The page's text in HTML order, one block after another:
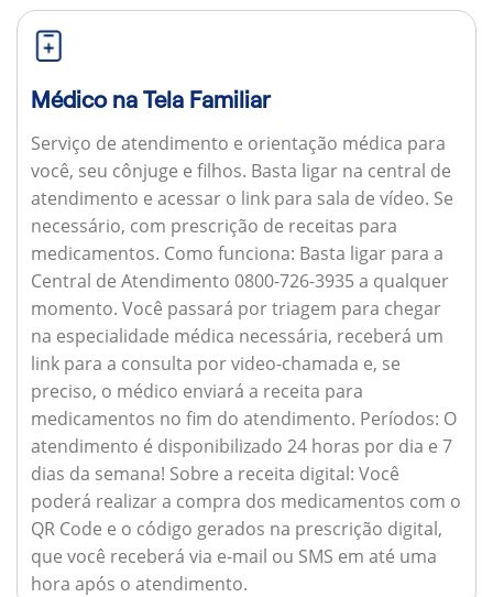
Médico na Tela Familiar
Serviço de atendimento e orientação médica para
você, seu cônjuge e filhos. Basta ligar na central de
atendimento e acessar o link para sala de vídeo. Se
necessário, com prescrição de receitas para
medicamentos. Como funciona: Basta ligar para a
Central de Atendimento 0800-726-3935 a qualquer
momento. Você passará por triagem para chegar
na especialidade médica necessária, receberá um
link para a consulta por video-chamada e, se
preciso, o médico enviará a receita para
medicamentos no fim do atendimento. Períodos: O
atendimento é disponibilizado 24 horas por dia e 7
dias da semana! Sobre a receita digital: Você
poderá realizar a compra dos medicamentos com o
QR Code e o código gerados na prescrição digital,
que você receberá via e-mail ou SMS em até uma
hora após o atendimento.